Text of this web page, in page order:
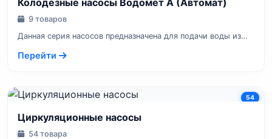
Колодезные насосы Водомет А (Автомат)
9 товаров
Данная серия насосов предназначена для подачи воды из
Перейти
54
Циркуляционные насосы
54 товара